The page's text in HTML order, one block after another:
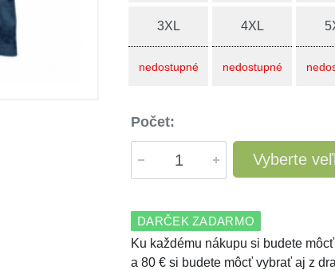
3XL
nedostupné
4XL
nedostupné
Počet:
Vyberte
DARČEK ZADARMO
Ku každému nákupu si budete
a 80 € si budete môcť vybrať aj z